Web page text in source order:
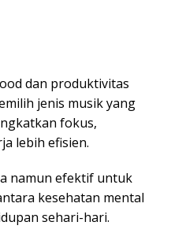
dan produktivitas
jenis musik yang
fokus,
lebih efisien.
namun efektif untuk
kesehatan mental
sehari-hari.